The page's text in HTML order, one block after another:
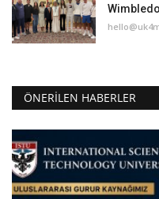
ÖNERILEN HABERLER